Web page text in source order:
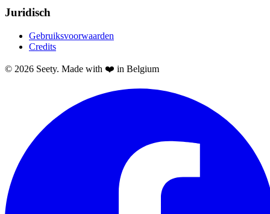
Juridisch
Gebruiksvoorwaarden
Credits
© 2026 Seety. Made with ❤️ in Belgium